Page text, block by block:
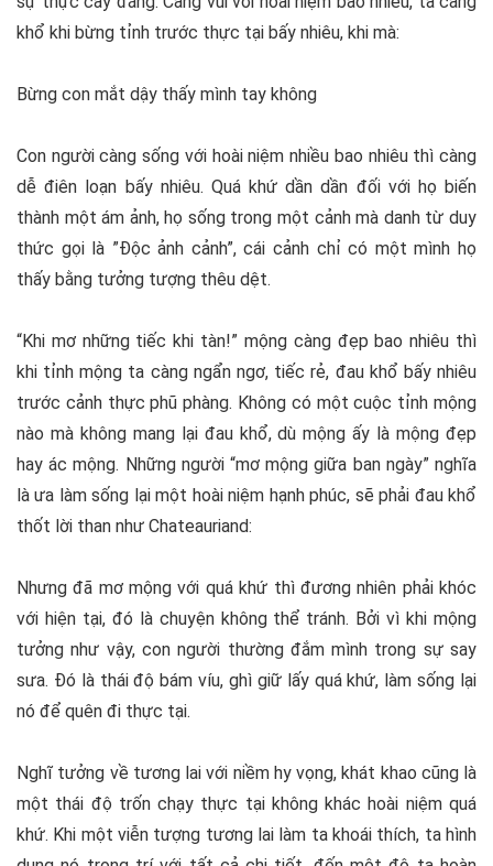
khổ khi bừng tỉnh trước thực tại bấy nhiêu, khi mà:
Bừng con mắt dậy thấy mình tay không
Con người càng sống với hoài niệm nhiều bao nhiêu thì càng
dễ điên loạn bấy nhiêu. Quá khứ dần dần đối với họ biến
thành một ám ảnh, họ sống trong một cảnh mà danh từ duy
thức gọi là ”Độc ảnh cảnh”, cái cảnh chỉ có một mình họ
thấy bằng tưởng tượng thêu dệt.
“Khi mơ những tiếc khi tàn!” mộng càng đẹp bao nhiêu thì
khi tỉnh mộng ta càng ngẩn ngơ, tiếc rẻ, đau khổ bấy nhiêu
trước cảnh thực phũ phàng. Không có một cuộc tỉnh mộng
nào mà không mang lại đau khổ, dù mộng ấy là mộng đẹp
hay ác mộng. Những người “mơ mộng giữa ban ngày” nghĩa
là ưa làm sống lại một hoài niệm hạnh phúc, sẽ phải đau khổ
thốt lời than như Chateauriand:
Nhưng đã mơ mộng với quá khứ thì đương nhiên phải khóc
với hiện tại, đó là chuyện không thể tránh. Bởi vì khi mộng
tưởng như vậy, con người thường đắm mình trong sự say
sưa. Đó là thái độ bám víu, ghì giữ lấy quá khứ, làm sống lại
nó để quên đi thực tại.
Nghĩ tưởng về tương lai với niềm hy vọng, khát khao cũng là
một thái độ trốn chạy thực tại không khác hoài niệm quá
khứ. Khi một viễn tượng tương lai làm ta khoái thích, ta hình